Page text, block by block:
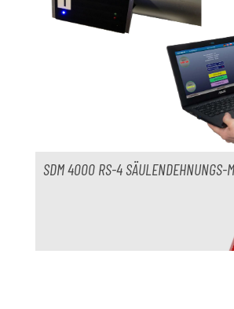
Zubehör
nicht
auf
SDM 4000 RS-4 SÄULENDEHNUNGS-